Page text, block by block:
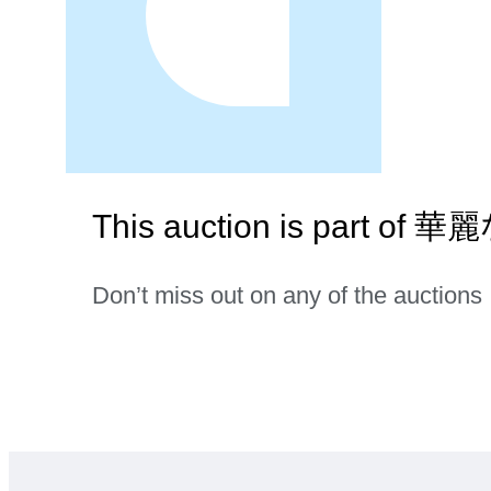
This auction is part of 華
Don’t miss out on any of the auctions